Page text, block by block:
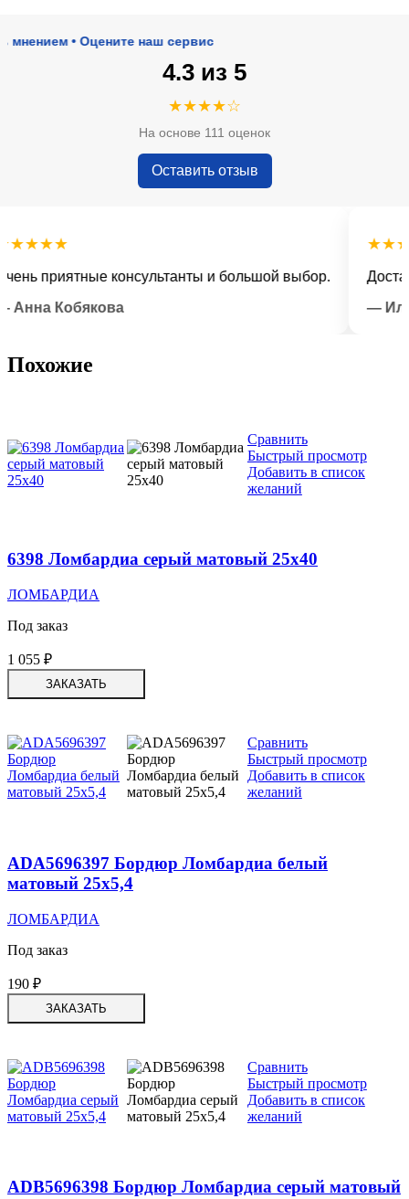
• Оцените наш сервис
4.3 из 5
★★★★☆
На основе 111 оценок
Оставить отзыв
приятные консультанты и большой выбор.
Кобякова
★★★★★
— Илья
Похожие
Сравнить
Быстрый просмотр
Добавить в список
желаний
6398 Ломбардиа серый матовый 25х40
ЛОМБАРДИА
Под заказ
1 055 ₽
ЗАКАЗАТЬ
Сравнить
Быстрый просмотр
Добавить в список
желаний
ADA5696397 Бордюр Ломбардиа белый
матовый 25х5,4
ЛОМБАРДИА
Под заказ
190 ₽
ЗАКАЗАТЬ
Сравнить
Быстрый просмотр
Добавить в список
желаний
ADB5696398 Бордюр Ломбардиа серый матовый